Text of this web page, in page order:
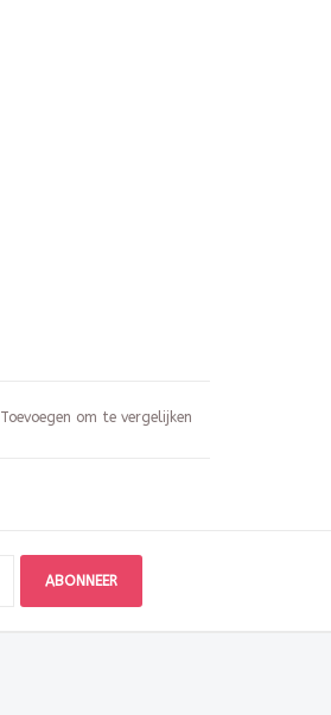
Toevoegen om te vergelijken
ABONNEER